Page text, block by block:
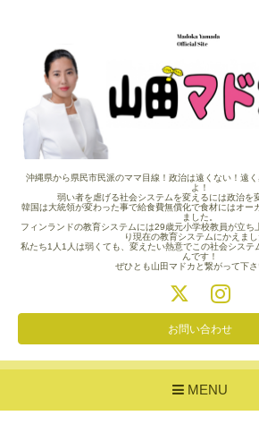
沖縄県から県民市民派のママ目線！政治は遠くない！遠
よ！
弱い者を虐げる社会システムを変えるには政治を
韓国は大統領が変わった事で給食費無償化で食材にはオー
ました。
フィンランドの教育システムには29歳元小学校教員が立ち
り現在の教育システムにかえまし
私たち1人1人は弱くても、変えたい熱意でこの社会システ
んです！
ぜひとも山田マドカと繋がって下さ
お問い合わせ
MENU